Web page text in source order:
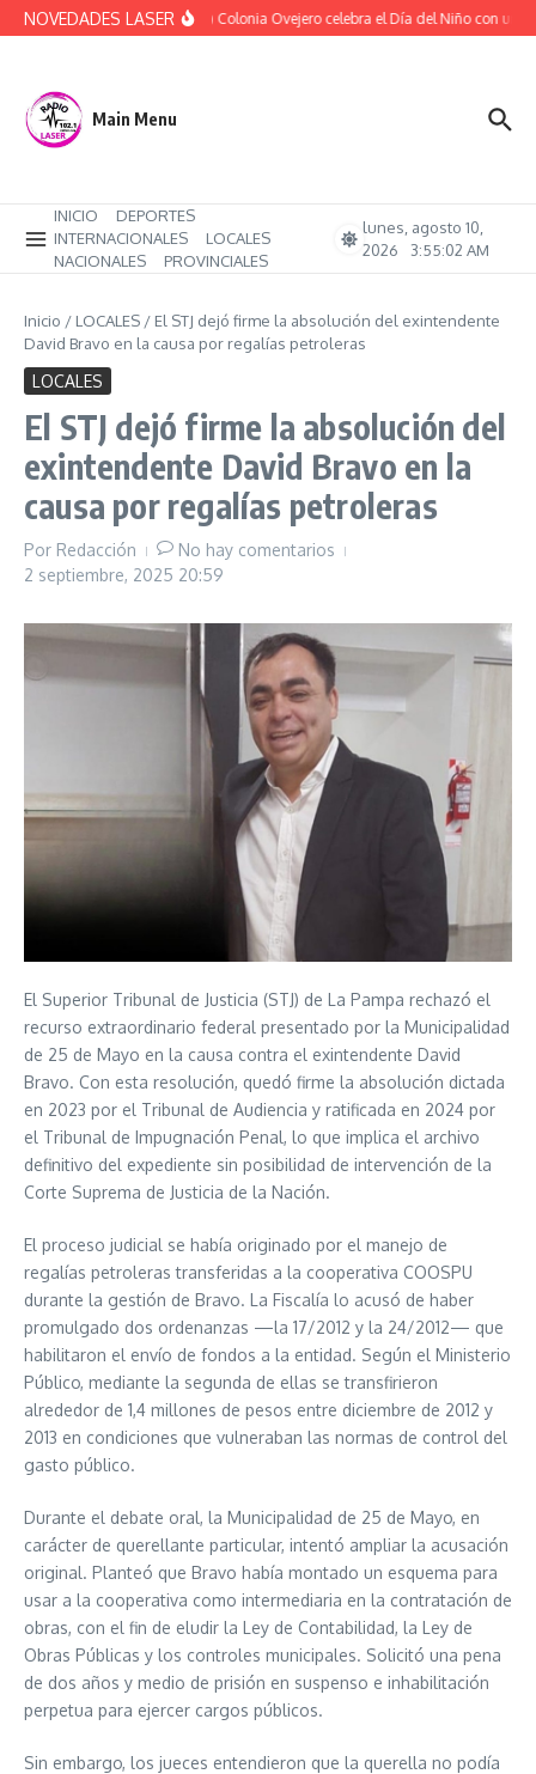
Saltar al contenido
NOVEDADES LASER(Audio) Colonia Ovejero celebra el Día del Niño con una
Main Menu
INICIO
DEPORTES
INTERNACIONALES
LOCALES
NACIONALES
PROVINCIALES
lunes, agosto 10,
2026
3:55:02 AM
Inicio / LOCALES / El STJ dejó firme la absolución del exintendente
David Bravo en la causa por regalías petroleras
LOCALES
El STJ dejó firme la absolución del
exintendente David Bravo en la
causa por regalías petroleras
Por Redacción
No hay comentarios
2 septiembre, 2025 20:59
El Superior Tribunal de Justicia (STJ) de La Pampa rechazó el
recurso extraordinario federal presentado por la Municipalidad
de 25 de Mayo en la causa contra el exintendente David
Bravo. Con esta resolución, quedó firme la absolución dictada
en 2023 por el Tribunal de Audiencia y ratificada en 2024 por
el Tribunal de Impugnación Penal, lo que implica el archivo
definitivo del expediente sin posibilidad de intervención de la
Corte Suprema de Justicia de la Nación.
El proceso judicial se había originado por el manejo de
regalías petroleras transferidas a la cooperativa COOSPU
durante la gestión de Bravo. La Fiscalía lo acusó de haber
promulgado dos ordenanzas —la 17/2012 y la 24/2012— que
habilitaron el envío de fondos a la entidad. Según el Ministerio
Público, mediante la segunda de ellas se transfirieron
alrededor de 1,4 millones de pesos entre diciembre de 2012 y
2013 en condiciones que vulneraban las normas de control del
gasto público.
Durante el debate oral, la Municipalidad de 25 de Mayo, en
carácter de querellante particular, intentó ampliar la acusación
original. Planteó que Bravo había montado un esquema para
usar a la cooperativa como intermediaria en la contratación de
obras, con el fin de eludir la Ley de Contabilidad, la Ley de
Obras Públicas y los controles municipales. Solicitó una pena
de dos años y medio de prisión en suspenso e inhabilitación
perpetua para ejercer cargos públicos.
Sin embargo, los jueces entendieron que la querella no podía